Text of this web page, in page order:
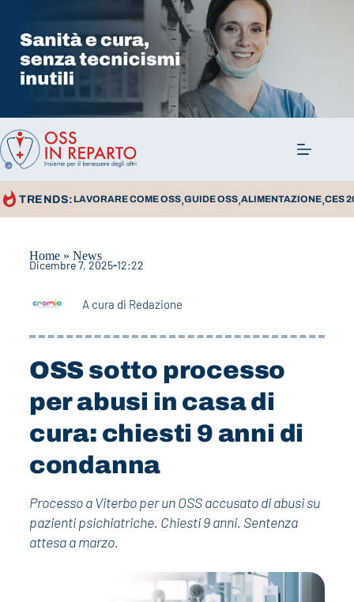
TRENDS: LAVORARE COME OSS,GUIDE OSS,ALIMENTAZIONE,CES
Home» News
Dicembre 7, 2025 12:22
A cura di Redazione
OSS sotto processo
per abusi in casa di
cura: chiesti 9 anni di
condanna
Processo a Viterbo per un OSS accusato di abusi su
pazienti psichiatriche. Chiesti 9 anni. Sentenza
attesa a marzo.